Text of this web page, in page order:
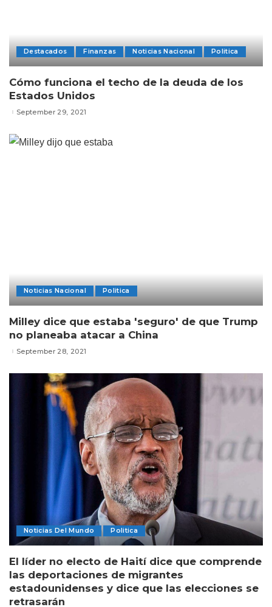
Destacados Finanzas Noticias Nacional Politica
Cómo funciona el techo de la deuda de los
Estados Unidos
September 29, 2021
Noticias Nacional Politica
Milley dice que estaba 'seguro' de que Trump
no planeaba atacar a China
September 28, 2021
Noticias Del Mundo Politica
El líder no electo de Haití dice que comprende
las deportaciones de migrantes
estadounidenses y dice que las elecciones se
retrasarán